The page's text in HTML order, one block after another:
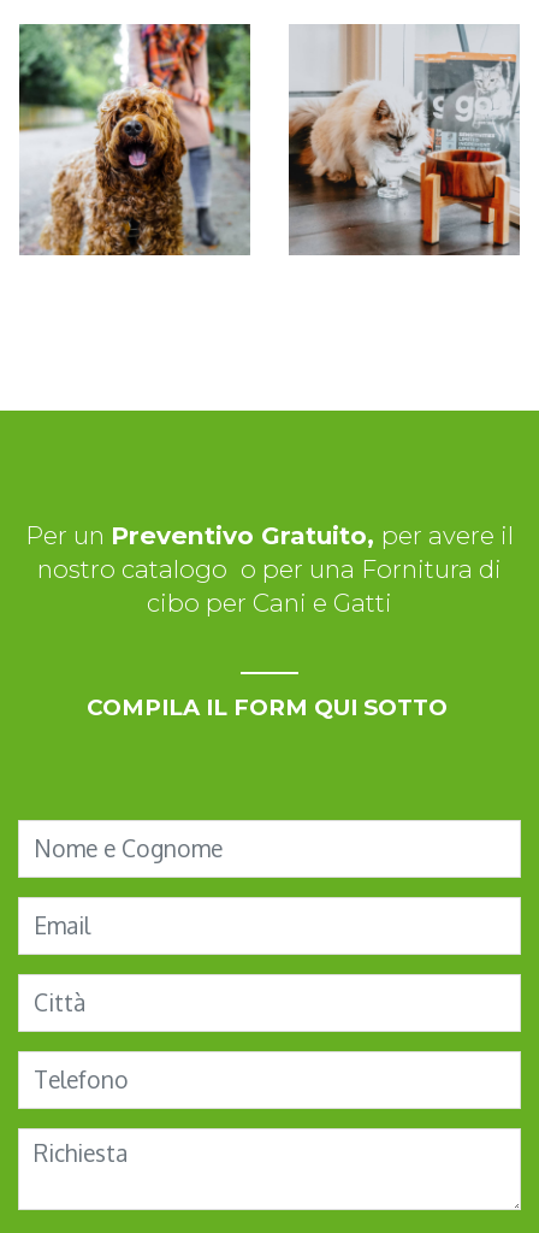
Per un Preventivo Gratuito, per avere il
nostro catalogo o per una Fornitura di
cibo per Cani e Gatti
COMPILA IL FORM QUI SOTTO